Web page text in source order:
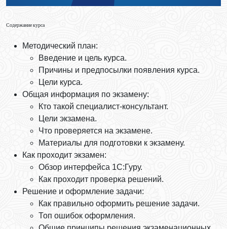
Содержание курса
Методический план:
Введение и цель курса.
Причины и предпосылки появления курса.
Цели курса.
Общая информация по экзамену:
Кто такой специалист-консультант.
Цели экзамена.
Что проверяется на экзамене.
Материалы для подготовки к экзамену.
Как проходит экзамен:
Обзор интерфейса 1С:Гуру.
Как проходит проверка решений.
Решение и оформление задачи:
Как правильно оформить решение задачи.
Топ ошибок оформления.